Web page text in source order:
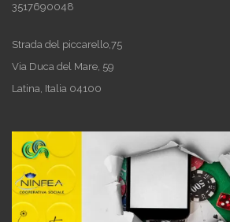
3517690048
Strada del piccarello,75
Via Duca del Mare, 59
Latina, Italia 04100